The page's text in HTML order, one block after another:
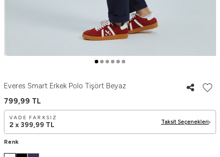
Everes Smart Erkek Polo Tişört Beyaz
799,99 TL
VADE FARKSIZ
2 x 399,99 TL Taksit Seçenekleri
Renk